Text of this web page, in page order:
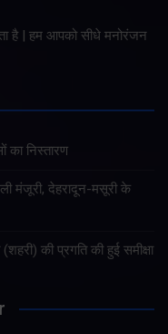
है | हम आपको सीधे मनोरंजन
का निस्तारण
मंजूरी, देहरादून-मसूरी के
की प्रगति की हुई समीक्षा